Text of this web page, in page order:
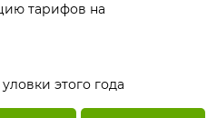
тарифов на
этого года